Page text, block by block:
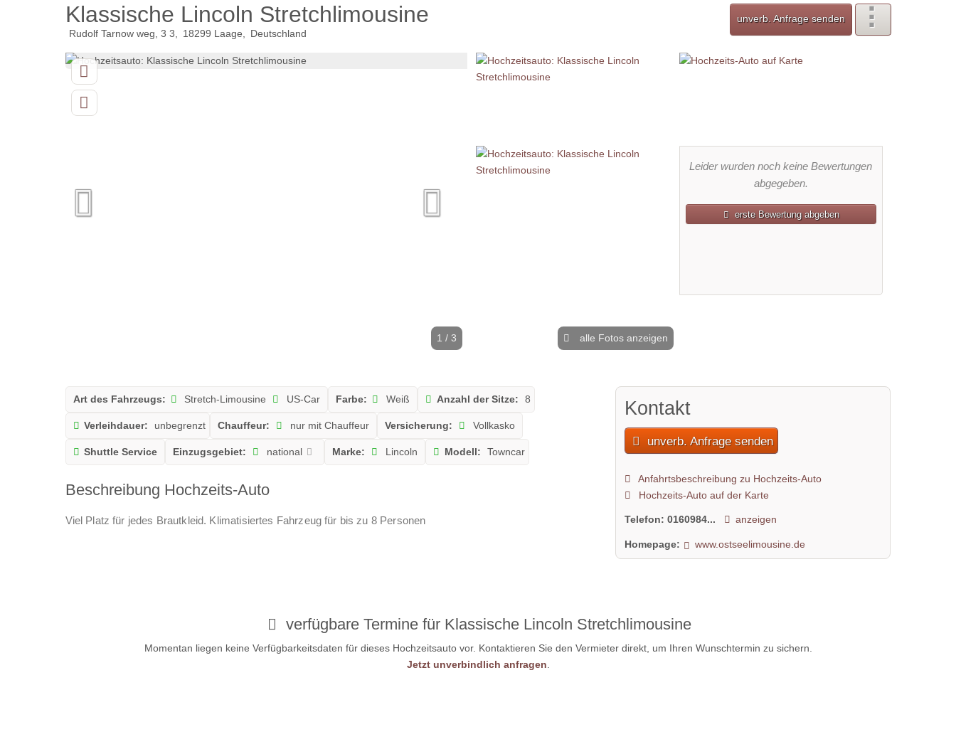
Klassische Lincoln Stretchlimousine
Rudolf Tarnow weg, 3 3 18299 Laage Deutschland
unverb. Anfrage senden
1 / 3 alle Fotos anzeigen
Leider wurden noch keine Bewertungen
abgegeben.
erste Bewertung abgeben
Art des Fahrzeugs: Stretch-Limousine US-Car Farbe: Weiß Anzahl der Sitze: 8
Verleihdauer: unbegrenzt Chauffeur: nur mit Chauffeur Versicherung: Vollkasko
Shuttle Service Einzugsgebiet: national Marke: Lincoln Modell: Towncar
Beschreibung Hochzeits-Auto
Viel Platz für jedes Brautkleid. Klimatisiertes Fahrzeug für bis zu 8 Personen
Kontakt
unverb. Anfrage senden
Anfahrtsbeschreibung zu Hochzeits-Auto
Hochzeits-Auto auf der Karte
Telefon:0160984... anzeigen
Homepage: www.ostseelimousine.de
verfügbare Termine für Klassische Lincoln Stretchlimousine
Momentan liegen keine Verfügbarkeitsdaten für dieses Hochzeitsauto vor. Kontaktieren Sie den Vermieter direkt, um Ihren Wunschtermin zu sichern.
Jetzt unverbindlich anfragen.